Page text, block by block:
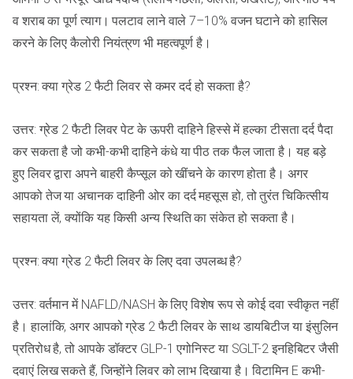
व शराब का पूर्ण त्याग। पलटाव लाने वाले 7–10% वजन घटाने को हासिल
करने के लिए कैलोरी नियंत्रण भी महत्वपूर्ण है।
प्रश्न: क्या ग्रेड 2 फैटी लिवर से कमर दर्द हो सकता है?
उत्तर: ग्रेड 2 फैटी लिवर पेट के ऊपरी दाहिने हिस्से में हल्का टीसता दर्द पैदा
कर सकता है जो कभी-कभी दाहिने कंधे या पीठ तक फैल जाता है। यह बड़े
हुए लिवर द्वारा अपने बाहरी कैप्सूल को खींचने के कारण होता है। अगर
आपको तेज या अचानक दाहिनी ओर का दर्द महसूस हो, तो तुरंत चिकित्सीय
सहायता लें, क्योंकि यह किसी अन्य स्थिति का संकेत हो सकता है।
प्रश्न: क्या ग्रेड 2 फैटी लिवर के लिए दवा उपलब्ध है?
उत्तर: वर्तमान में NAFLD/NASH के लिए विशेष रूप से कोई दवा स्वीकृत नहीं
है। हालांकि, अगर आपको ग्रेड 2 फैटी लिवर के साथ डायबिटीज या इंसुलिन
प्रतिरोध है, तो आपके डॉक्टर GLP-1 एगोनिस्ट या SGLT-2 इनहिबिटर जैसी
दवाएं लिख सकते हैं, जिन्होंने लिवर को लाभ दिखाया है। विटामिन E कभी-